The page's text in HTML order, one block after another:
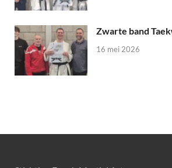
Zwarte band
16 mei 2026